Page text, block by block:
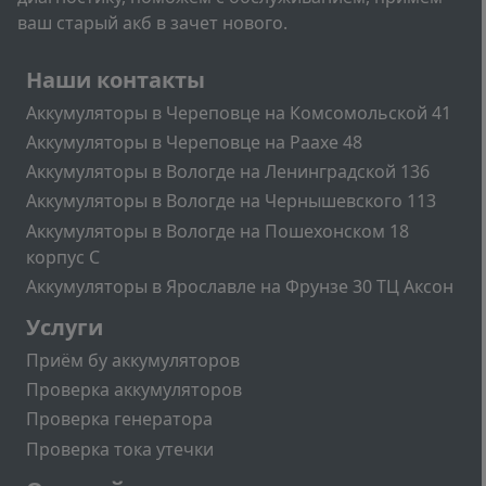
ваш старый акб в зачет нового.
Наши контакты
Аккумуляторы в Череповце на Комсомольской 41
Аккумуляторы в Череповце на Раахе 48
Аккумуляторы в Вологде на Ленинградской 136
Аккумуляторы в Вологде на Чернышевского 113
Аккумуляторы в Вологде на Пошехонском 18
корпус C
Аккумуляторы в Ярославле на Фрунзе 30 ТЦ Аксон
Услуги
Приём бу аккумуляторов
Проверка аккумуляторов
Проверка генератора
Проверка тока утечки
Меню учётной записи пользователя